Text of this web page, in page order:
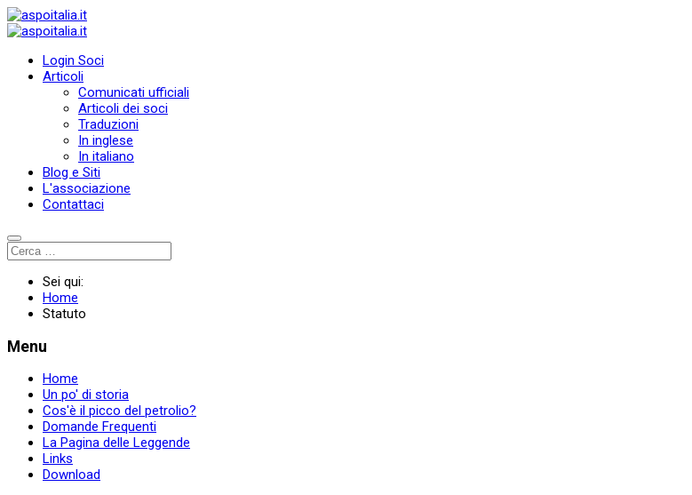
Login Soci
Articoli
Comunicati ufficiali
Articoli dei soci
Traduzioni
In inglese
In italiano
Blog e Siti
L'associazione
Contattaci
Sei qui:
Home
Statuto
Menu
Home
Un po' di storia
Cos'è il picco del petrolio?
Domande Frequenti
La Pagina delle Leggende
Links
Download